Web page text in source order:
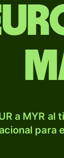
a MYR al
para